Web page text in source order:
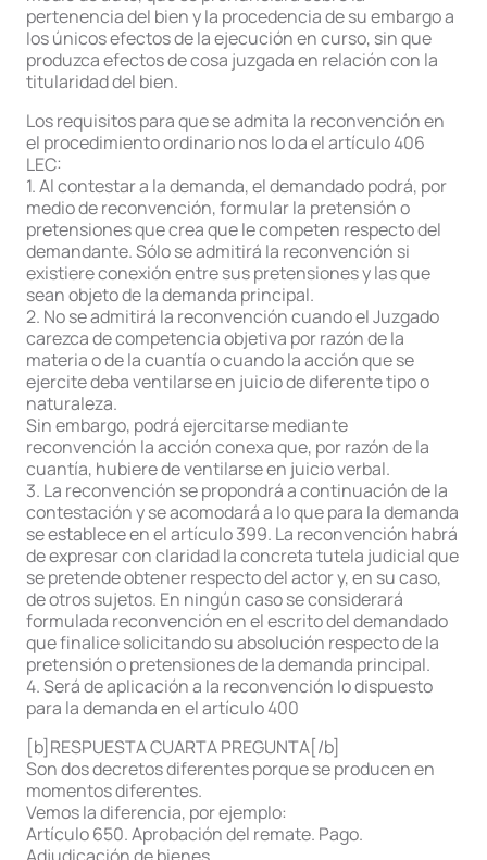
pertenencia del bien y la procedencia de su embargo a
los únicos efectos de la ejecución en curso, sin que
produzca efectos de cosa juzgada en relación con la
titularidad del bien.
Los requisitos para que se admita la reconvención en
el procedimiento ordinario nos lo da el artículo 406
LEC:
1. Al contestar a la demanda, el demandado podrá, por
medio de reconvención, formular la pretensión o
pretensiones que crea que le competen respecto del
demandante. Sólo se admitirá la reconvención si
existiere conexión entre sus pretensiones y las que
sean objeto de la demanda principal.
2. No se admitirá la reconvención cuando el Juzgado
carezca de competencia objetiva por razón de la
materia o de la cuantía o cuando la acción que se
ejercite deba ventilarse en juicio de diferente tipo o
naturaleza.
Sin embargo, podrá ejercitarse mediante
reconvención la acción conexa que, por razón de la
cuantía, hubiere de ventilarse en juicio verbal.
3. La reconvención se propondrá a continuación de la
contestación y se acomodará a lo que para la demanda
se establece en el artículo 399. La reconvención habrá
de expresar con claridad la concreta tutela judicial que
se pretende obtener respecto del actor y, en su caso,
de otros sujetos. En ningún caso se considerará
formulada reconvención en el escrito del demandado
que finalice solicitando su absolución respecto de la
pretensión o pretensiones de la demanda principal.
4. Será de aplicación a la reconvención lo dispuesto
para la demanda en el artículo 400
[b]RESPUESTA CUARTA PREGUNTA[/b]
Son dos decretos diferentes porque se producen en
momentos diferentes.
Vemos la diferencia, por ejemplo:
Artículo 650. Aprobación del remate. Pago.